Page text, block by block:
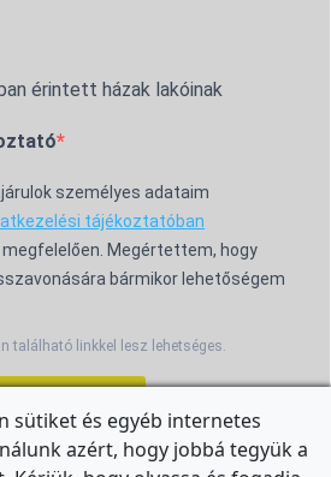
érintett házak lakóinak
személyes adataim
tájékoztatóban
Megértettem, hogy
bármikor lehetőségem
található linkkel lesz lehetséges.
clickHERE.
sütiket és egyéb internetes
azért, hogy jobbá tegyük a